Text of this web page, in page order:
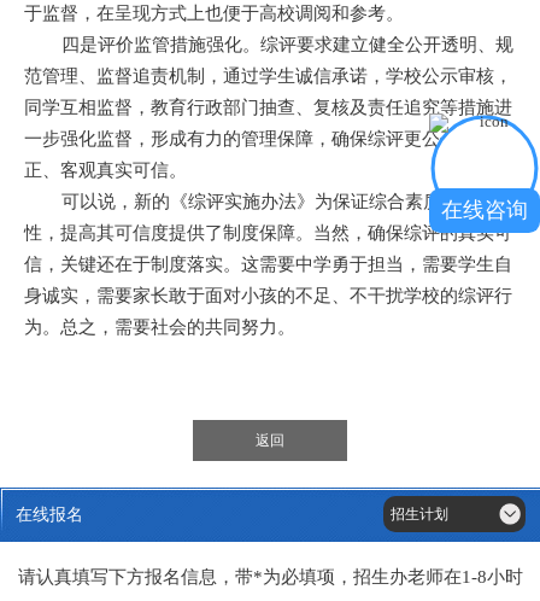
于监督，在呈现方式上也便于高校调阅和参考。
四是评价监管措施强化。综评要求建立健全公开透明、规
范管理、监督追责机制，通过学生诚信承诺，学校公示审核，
同学互相监督，教育行政部门抽查、复核及责任追究等措施进
一步强化监督，形成有力的管理保障，确保综评更公开公平公
正、客观真实可信。
可以说，新的《综评实施办法》为保证综合素质档案真实
性，提高其可信度提供了制度保障。当然，确保综评的真实可
信，关键还在于制度落实。这需要中学勇于担当，需要学生自
身诚实，需要家长敢于面对小孩的不足、不干扰学校的综评行
为。总之，需要社会的共同努力。
返回
在线报名 招生计划
请认真填写下方报名信息，带*为必填项，招生办老师在1-8小时
在线咨询